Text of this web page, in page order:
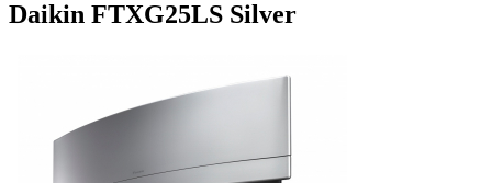
Daikin FTXG25LS Silver